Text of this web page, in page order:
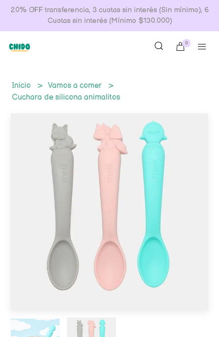
20% OFF transferencia, 3 cuotas sin interés (Sin mínimo), 6
Cuotas sin interés (Mínimo $130.000)
0
Inicio
Vamos a comer
Cuchara de silicona animalitos